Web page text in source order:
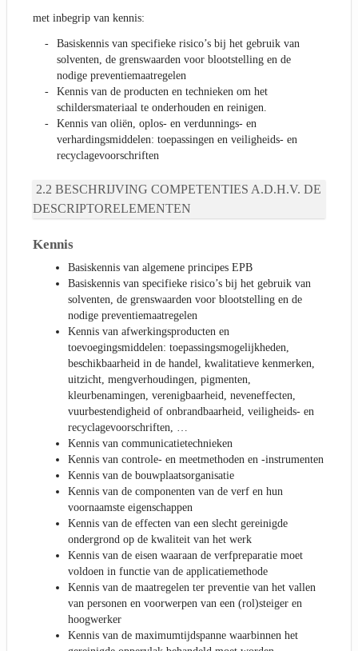
met inbegrip van kennis:
Basiskennis van specifieke risico’s bij het gebruik van
solventen, de grenswaarden voor blootstelling en de
nodige preventiemaatregelen
Kennis van de producten en technieken om het
schildersmateriaal te onderhouden en reinigen.
Kennis van oliën, oplos- en verdunnings- en
verhardingsmiddelen: toepassingen en veiligheids- en
recyclagevoorschriften
BESCHRIJVING COMPETENTIES A.D.H.V. DE
DESCRIPTORELEMENTEN
Kennis
Basiskennis van algemene principes EPB
Basiskennis van specifieke risico’s bij het gebruik van
solventen, de grenswaarden voor blootstelling en de
nodige preventiemaatregelen
Kennis van afwerkingsproducten en
toevoegingsmiddelen: toepassingsmogelijkheden,
beschikbaarheid in de handel, kwalitatieve kenmerken,
uitzicht, mengverhoudingen, pigmenten,
kleurbenamingen, verenigbaarheid, neveneffecten,
vuurbestendigheid of onbrandbaarheid, veiligheids- en
recyclagevoorschriften, …
Kennis van communicatietechnieken
Kennis van controle- en meetmethoden en -instrumenten
Kennis van de bouwplaatsorganisatie
Kennis van de componenten van de verf en hun
voornaamste eigenschappen
Kennis van de effecten van een slecht gereinigde
ondergrond op de kwaliteit van het werk
Kennis van de eisen waaraan de verfpreparatie moet
voldoen in functie van de applicatiemethode
Kennis van de maatregelen ter preventie van het vallen
van personen en voorwerpen van een (rol)steiger en
hoogwerker
Kennis van de maximumtijdspanne waarbinnen het